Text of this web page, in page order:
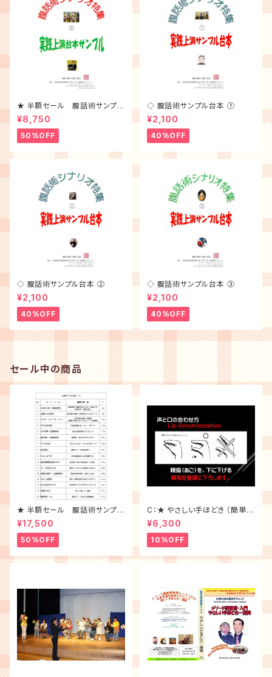
★ 半額セール 腹話術サンプル
台本 5冊 （6~10）Ｂセット
¥8,750
50%OFF
◇ 腹話術サンプル台本 ①
¥2,100
40%OFF
◇ 腹話術サンプル台本 ②
¥2,100
40%OFF
◇ 腹話術サンプル台本 ③
¥2,100
40%OFF
セール中の商品
★ 半額セール 腹話術サンプル
台本10冊 （ 1~10 ）全セット
¥17,500
50%OFF
C：★ やさしい手ほどき （簡単に
習得 DVD）
¥6,300
10%OFF